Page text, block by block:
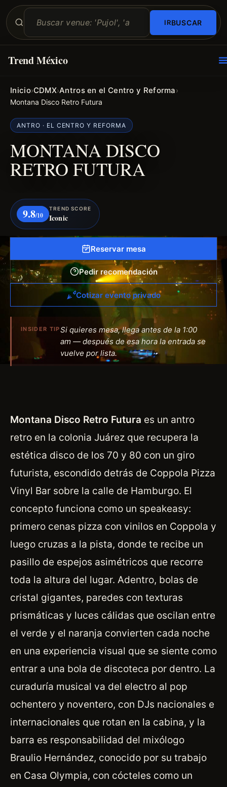
BUSCAR
Trend México
Inicio›CDMX›Antros en el Centro y Reforma›
Montana Disco Retro Futura
ANTRO · EL CENTRO Y REFORMA
MONTANA DISCO
RETRO FUTURA
9.8/10
TREND SCORE
Iconic
Reservar mesa
Pedir recomendación
Cotizar evento privado
INSIDER TIPSi quieres mesa, llega antes de la 1:00
am — después de esa hora la entrada se
vuelve por lista.
Montana Disco Retro Futura es un antro
retro en la colonia Juárez que recupera la
estética disco de los 70 y 80 con un giro
futurista, escondido detrás de Coppola Pizza
Vinyl Bar sobre la calle de Hamburgo. El
concepto funciona como un speakeasy:
primero cenas pizza con vinilos en Coppola y
luego cruzas a la pista, donde te recibe un
pasillo de espejos asimétricos que recorre
toda la altura del lugar. Adentro, bolas de
cristal gigantes, paredes con texturas
prismáticas y luces cálidas que oscilan entre
el verde y el naranja convierten cada noche
en una experiencia visual que se siente como
entrar a una bola de discoteca por dentro. La
curaduría musical va del electro al pop
ochentero y noventero, con DJs nacionales e
internacionales que rotan en la cabina, y la
barra es responsabilidad del mixólogo
Braulio Hernández, conocido por su trabajo
en Casa Olympia, con cócteles como un